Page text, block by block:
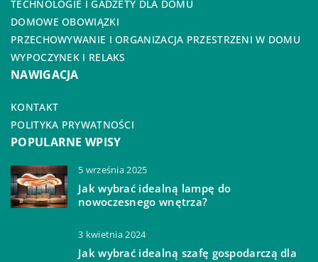
TECHNOLOGIE I GADŻETY DLA DOMU
DOMOWE OBOWIĄZKI
PRZECHOWYWANIE I ORGANIZACJA PRZESTRZENI W DOMU
WYPOCZYNEK I RELAKS
NAWIGACJA
KONTAKT
POLITYKA PRYWATNOŚCI
POPULARNE WPISY
5 września 2025
Jak wybrać idealną lampę do
nowoczesnego wnętrza?
3 kwietnia 2024
Jak wybrać idealną szafę gospodarczą dla